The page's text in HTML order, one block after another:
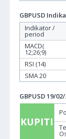
GBPUSD
Indikator /
period
MACD(
12;26;9)
RSI (14)
SMA 20
GBPUSD 19/
KUPITI